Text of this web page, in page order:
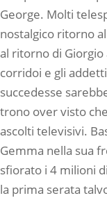
George. Molti
nostalgico ritorno
al ritorno di
corridoi e gli
succedesse
trono over visto
ascolti televisivi.
Gemma nella sua
sfiorato i 4 milioni
la prima serata